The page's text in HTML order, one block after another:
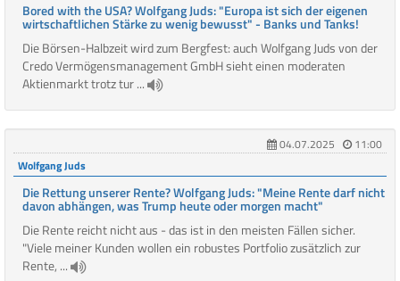
Bored with the USA? Wolfgang Juds: "Europa ist sich der eigenen
wirtschaftlichen Stärke zu wenig bewusst" - Banks und Tanks!
Die Börsen-Halbzeit wird zum Bergfest: auch Wolfgang Juds von der
Credo Vermögensmanagement GmbH sieht einen moderaten
Aktienmarkt trotz tur ...
04.07.2025
11:00
Wolfgang Juds
Die Rettung unserer Rente? Wolfgang Juds: "Meine Rente darf nicht
davon abhängen, was Trump heute oder morgen macht"
Die Rente reicht nicht aus - das ist in den meisten Fällen sicher.
"Viele meiner Kunden wollen ein robustes Portfolio zusätzlich zur
Rente, ...